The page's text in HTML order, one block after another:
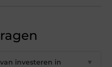
investeren in
▼